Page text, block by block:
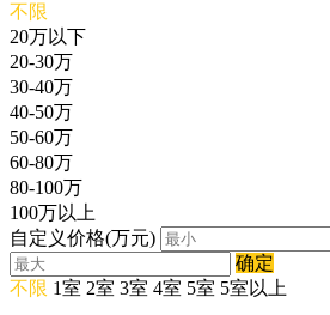
不限
20万以下
20-30万
30-40万
40-50万
50-60万
60-80万
80-100万
100万以上
自定义价格(万元)
确定
不限 1室 2室 3室 4室 5室 5室以上